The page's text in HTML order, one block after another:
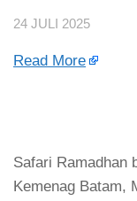
24 JULI 2025
Read More
Safari Ramadhan
Kemenag Batam,